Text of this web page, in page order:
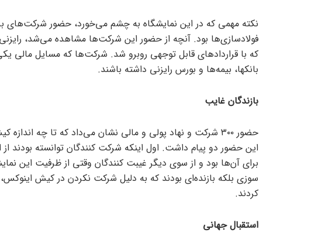
نکته مهمی که در این نمایشگاه به چشم می‌خورد، حضور شرکت‌های
فولادسازی‌ها بود. آنچه از حضور این شرکت‌ها مشاهده می‌شد،
که با قرارداد‌های قابل توجهی روبرو شد. شرکت‌ها که مسایل مالی
بانکها، بیمه‌ها و بورس رایزنی داشته باشند.
بازندگان غایب
حضور ۳۰۰ شرکت و نهاد پولی و مالی نشان می‌داد که تا چه
این حضور دو پیام داشت. اول اینکه شرکت کنندگان توانسته بودند از
برای آن‌ها بود و از سوی دیگر غیبت کنندگان وقتی از ظرفیت این
سوزی بلکه بازنده‌ای بودند که به دلیل شرکت نکردن در کیش
کردند.
استقبال جهانی